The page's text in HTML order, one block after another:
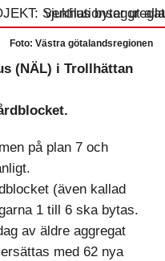
Foto: Västra götalandsregionen
(NÄL) i Trollhättan
på plan 7 och
(även kallad
1 till 6 ska bytas.
av äldre aggregat
med 62 nya